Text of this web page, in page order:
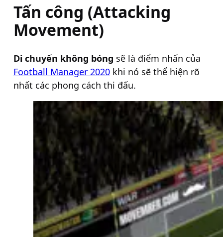
Tấn công (Attacking
Movement)
Di chuyển không bóng sẽ là điểm nhấn của
Football Manager 2020khi nó sẽ thể hiện rõ
nhất các phong cách thi đấu.